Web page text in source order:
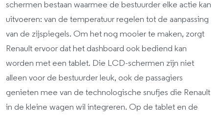
schermen bestaan waarmee de bestuurder elke actie kan
uitvoeren: van de temperatuur regelen tot de aanpassing
van de zijspiegels. Om het nog mooier te maken, zorgt
Renault ervoor dat het dashboard ook bediend kan
worden met een tablet. Die LCD-schermen zijn niet
alleen voor de bestuurder leuk, ook de passagiers
genieten mee van de technologische snufjes die Renault
in de kleine wagen wil integreren. Op de tablet en de